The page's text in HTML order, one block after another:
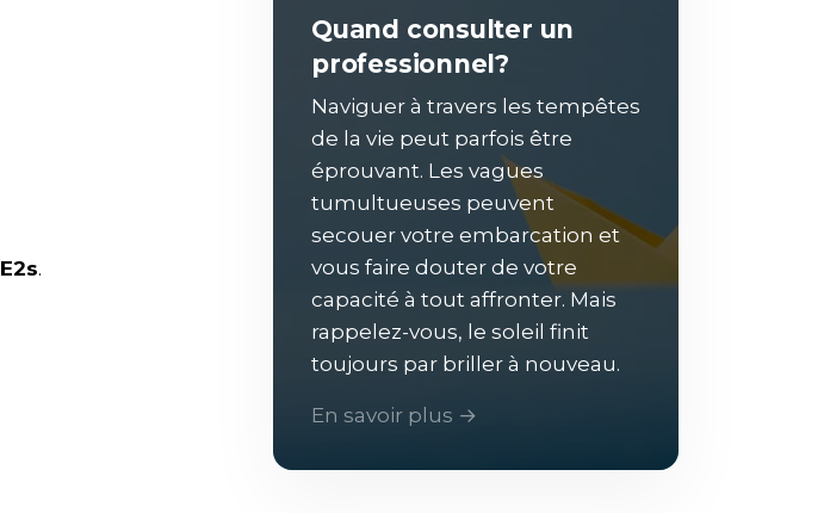
E2s.
Quand consulter un
professionnel?
Naviguer à travers les tempêtes
de la vie peut parfois être
éprouvant. Les vagues
tumultueuses peuvent
secouer votre embarcation et
vous faire douter de votre
capacité à tout affronter. Mais
rappelez-vous, le soleil finit
toujours par briller à nouveau.
En savoir plus →